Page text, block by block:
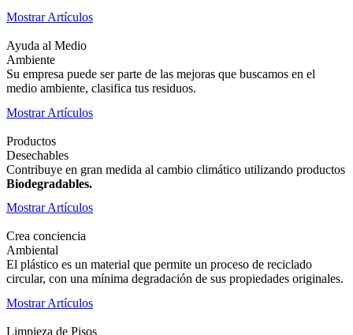
Mostrar Artículos
Ayuda al Medio
Ambiente
Su empresa puede ser parte de las mejoras que buscamos en el
medio ambiente, clasifica tus residuos.
Mostrar Artículos
Productos
Desechables
Contribuye en gran medida al cambio climático utilizando productos
Biodegradables.
Mostrar Artículos
Crea conciencia
Ambiental
El plástico es un material que permite un proceso de reciclado
circular, con una mínima degradación de sus propiedades originales.
Mostrar Artículos
Limpieza de Pisos